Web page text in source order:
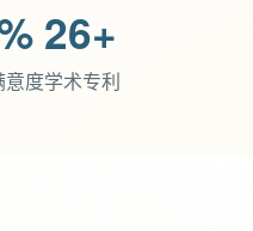
意度
26+
学术专利